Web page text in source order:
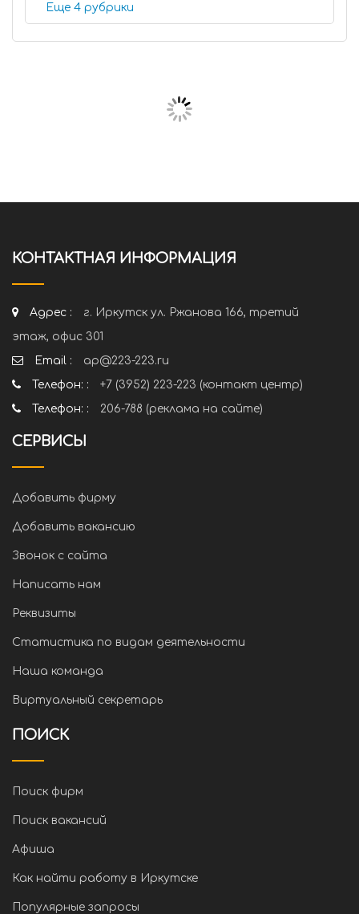
Еще 4 рубрики
КОНТАКТНАЯ ИНФОРМАЦИЯ
Адрес :
г. Иркутск ул. Ржанова 166, третий
этаж, офис 301
Email :
ap@223-223.ru
Телефон: :
+7 (3952) 223-223 (контакт центр)
Телефон: :
206-788 (реклама на сайте)
СЕРВИСЫ
Добавить фирму
Добавить вакансию
Звонок с сайта
Написать нам
Реквизиты
Статистика по видам деятельности
Наша команда
Виртуальный секретарь
ПОИСК
Поиск фирм
Поиск вакансий
Афиша
Как найти работу в Иркутске
Популярные запросы